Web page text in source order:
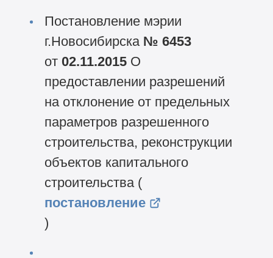
Постановление мэрии
г.Новосибирска № 6453
от 02.11.2015 О
предоставлении разрешений
на отклонение от предельных
параметров разрешенного
строительства, реконструкции
объектов капитального
строительства (
постановление
)